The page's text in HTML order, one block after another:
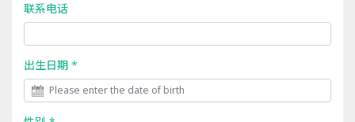
联系电话
出生日期 *